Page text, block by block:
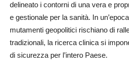
delineato i contorni di una vera e
e gestionale per la sanità. In
mutamenti geopolitici rischiano di
tradizionali, la ricerca clinica si
di sicurezza per l’intero Paese.